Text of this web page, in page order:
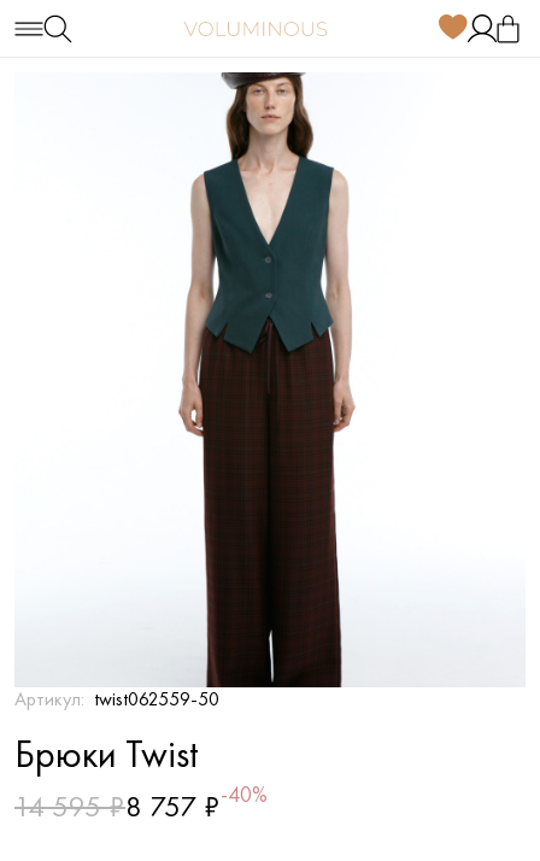
Артикул: twist062559-50
Брюки Twist
14 595 ₽8 757 ₽-40%